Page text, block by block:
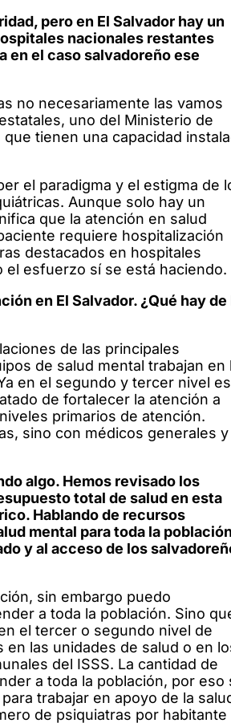
pero en El Salvador hay un
nacionales restantes
en el caso salvadoreño ese
no necesariamente las vamos
uno del Ministerio de
tienen una capacidad
el paradigma y el estigma de
Aunque solo hay un
que la atención en salud
requiere hospitalización
destacados en hospitales
el esfuerzo sí se está haciendo.
en El Salvador. ¿Qué hay de
de las principales
de salud mental trabajan en
en el segundo y tercer nivel es
de fortalecer la atención a
primarios de atención.
sino con médicos generales y
algo. Hemos revisado los
total de salud en esta
Hablando de recursos
mental para toda la
y al acceso de los
sin embargo puedo
a toda la población. Sino
el tercer o segundo nivel de
las unidades de salud o en
del ISSS. La cantidad de
a toda la población, por eso
trabajar en apoyo de la
de psiquiatras por habitante